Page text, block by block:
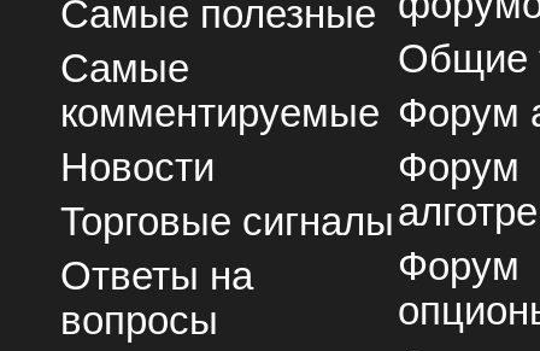
Самые полезные
Самые
комментируемые
Новости
Торговые сигналы
Ответы на
вопросы
Общие
Форум
Форум
Форум